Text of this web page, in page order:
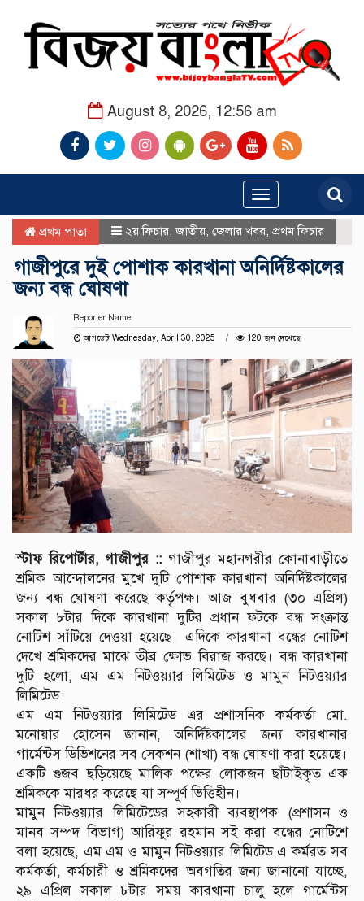
August 8, 2026, 12:56 am
Toggle
navigation
প্রথম পাতা ২য় ফিচার ,জাতীয় জেলার খবর প্রথম ফিচার
গাজীপুরে দুই পোশাক কারখানা অনির্দিষ্টকালের
জন্য বন্ধ ঘোষণা
Reporter Name
আপডেট Wednesday, April 30, 2025
120 জন দেখেছে
স্টাফ রিপোর্টার, গাজীপুর :: গাজীপুর মহানগরীর কোনাবাড়ীতে
শ্রমিক আন্দোলনের মুখে দুটি পোশাক কারখানা অনির্দিষ্টকালের
জন্য বন্ধ ঘোষণা করেছে কর্তৃপক্ষ। আজ বুধবার (৩০ এপ্রিল)
সকাল ৮টার দিকে কারখানা দুটির প্রধান ফটকে বন্ধ সংক্রান্ত
নোটিশ সাঁটিয়ে দেওয়া হয়েছে। এদিকে কারখানা বন্ধের নোটিশ
দেখে শ্রমিকদের মাঝে তীব্র ক্ষোভ বিরাজ করছে। বন্ধ কারখানা
দুটি হলো, এম এম নিটওয়্যার লিমিটেড ও মামুন নিটওয়্যার
লিমিটেড।
এম এম নিটওয়্যার লিমিটেড এর প্রশাসনিক কর্মকর্তা মো.
মনোয়ার হোসেন জানান, অনির্দিষ্টকালের জন্য কারখানার
গার্মেন্টস ডিভিশনের সব সেকশন (শাখা) বন্ধ ঘোষণা করা হয়েছে।
একটি গুজব ছড়িয়েছে মালিক পক্ষের লোকজন ছাঁটাইকৃত এক
শ্রমিককে মারধর করেছে যা সম্পূর্ণ ভিত্তিহীন।
মামুন নিটওয়্যার লিমিটেডের সহকারী ব্যবস্থাপক (প্রশাসন ও
মানব সম্পদ বিভাগ) আরিফুর রহমান সই করা বন্ধের নোটিশে
বলা হয়েছে, এম এম ও মামুন নিটওয়্যার লিমিটেড এ কর্মরত সব
কর্মকর্তা, কর্মচারী ও শ্রমিকদের অবগতির জন্য জানানো যাচ্ছে,
২৯ এপ্রিল সকাল ৮টার সময় কারখানা চালু হলে গার্মেন্টস